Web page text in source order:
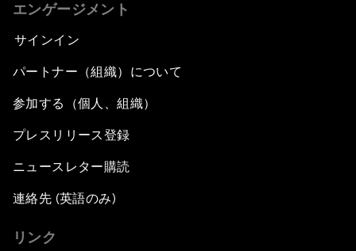
エンゲージメント
サインイン
パートナー（組織）について
参加する（個人、組織）
プレスリリース登録
ニュースレター購読
連絡先 (英語のみ)
リンク